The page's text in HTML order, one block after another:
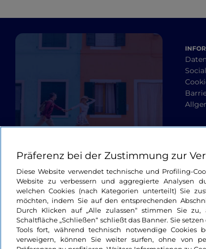
Präferenz bei der Zustimmung zur
Diese Website verwendet technische und Profiling-
Website zu verbessern und aggregierte Analysen
welchen Cookies (nach Kategorien unterteilt) Sie
möchten, indem Sie auf den entsprechenden
Durch Klicken auf „Alle zulassen“ stimmen Sie
Schaltfläche „Schließen“ schließt das Banner. Sie
Tools fort, während technisch notwendige
verweigern, können Sie weiter surfen, ohne von